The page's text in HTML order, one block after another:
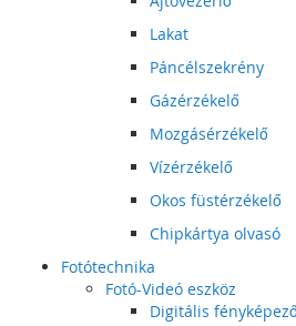
Lakat
Páncélszekrény
Gázérzékelő
Mozgásérzékelő
Vízérzékelő
Okos füstérzékelő
Chipkártya olvasó
Fotótechnika
Fotó-Videó eszköz
Digitális